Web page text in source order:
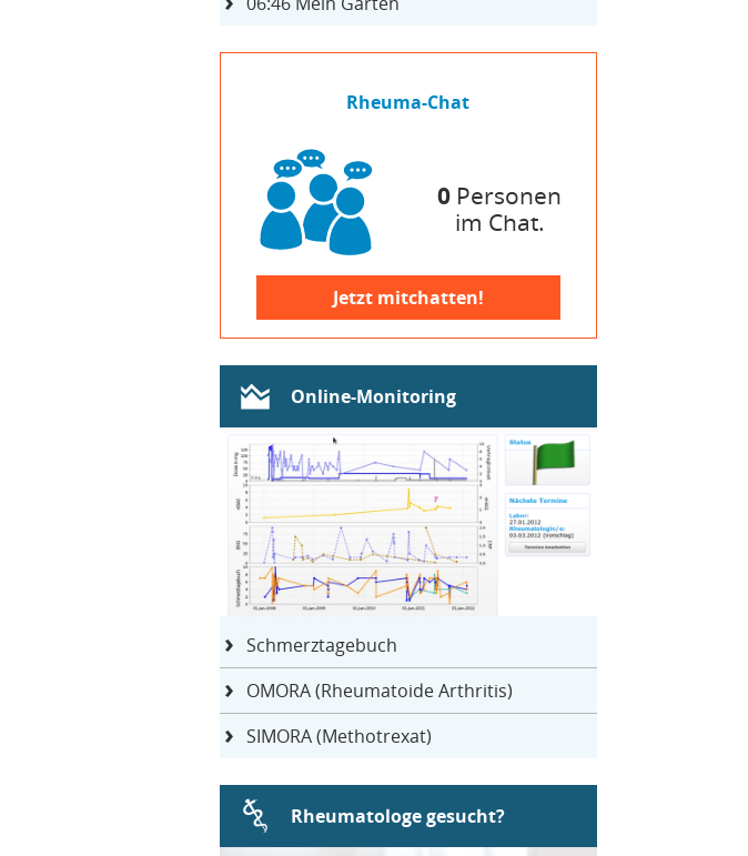
Rheuma-Chat
0 Personen
im Chat.
Jetzt mitchatten!
Online-Monitoring
Schmerztagebuch
OMORA (Rheumatoide Arthritis)
SIMORA (Methotrexat)
Rheumatologe gesucht?